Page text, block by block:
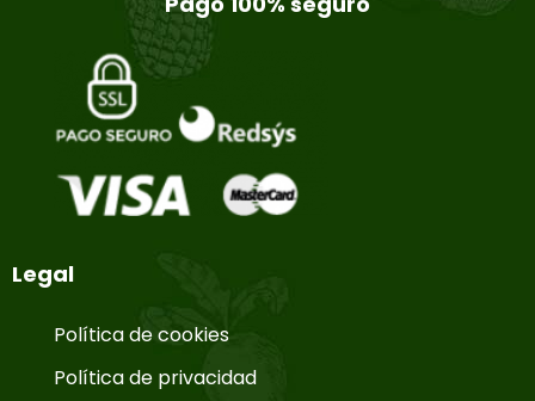
Legal
Política de cookies
Política de privacidad